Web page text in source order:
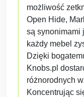
możliwość
Open Hide,
są synonimami
każdy mebel
Dzięki
Knobs.pl
różnorodnych
Koncentrując